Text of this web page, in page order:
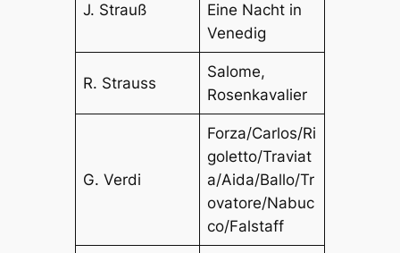
J. Strauß
Eine Nacht in
Venedig
R. Strauss
Salome,
Rosenkavalier
G. Verdi
Forza/Carlos/Ri
goletto/Traviat
a/Aida/Ballo/Tr
ovatore/Nabuc
co/Falstaff